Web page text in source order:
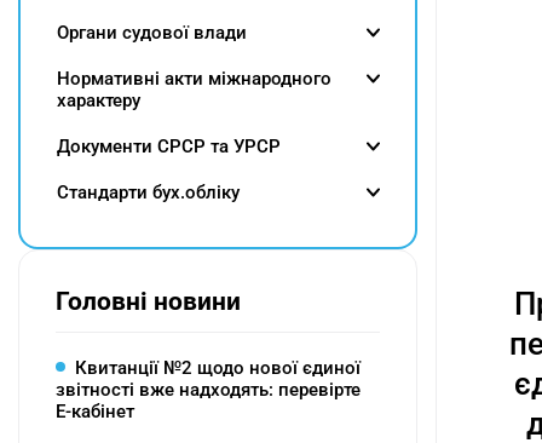
Органи судової влади
Нормативні акти міжнародного
характеру
Документи СРСР та УРСР
Cтандарти бух.обліку
Головні новини
Квитанції №2 щодо нової єдиної
звітності вже надходять: перевірте
Е-кабінет